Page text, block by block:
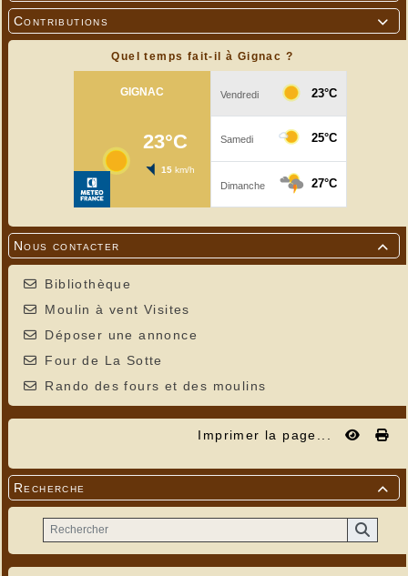

Contributions
Quel temps fait-il à Gignac ?

Nous contacter
Bibliothèque
Moulin à vent Visites
Déposer une annonce
Four de La Sotte
Rando des fours et des moulins
Imprimer la page...

Recherche